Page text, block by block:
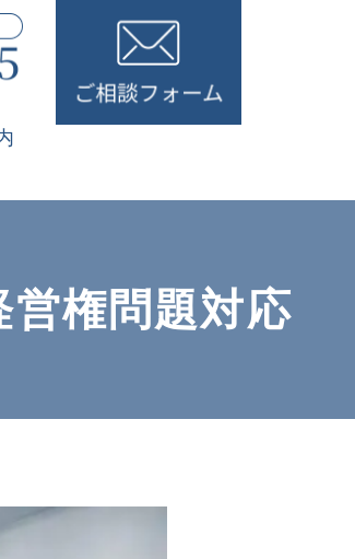
営権問題対応